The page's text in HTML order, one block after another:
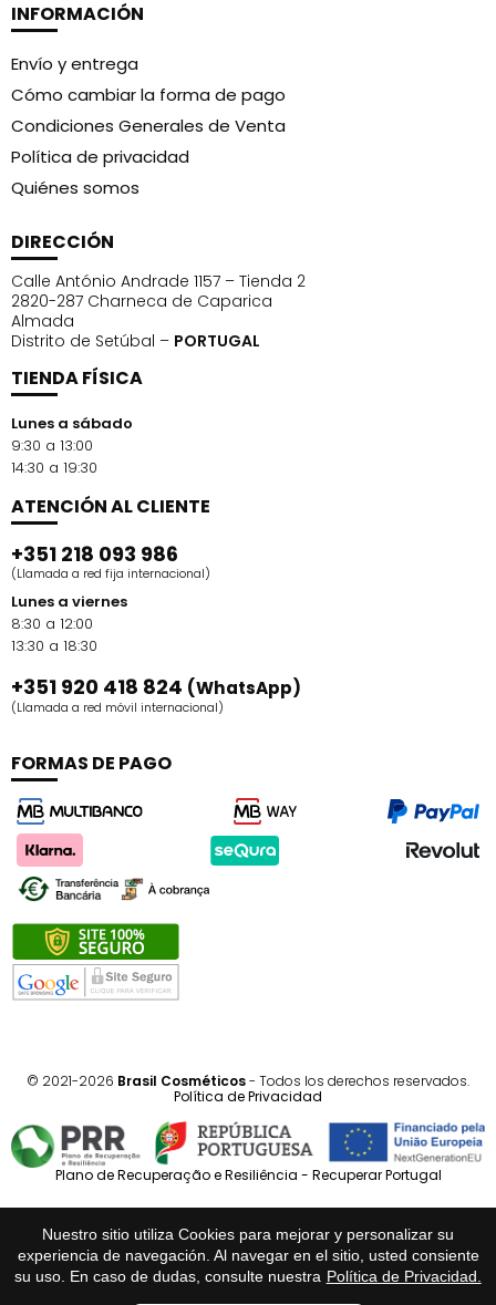
Nuestro sitio utiliza Cookies para mejorar y personalizar su
experiencia de navegación. Al navegar en el sitio, usted consiente
su uso. En caso de dudas, consulte nuestra Política de Privacidad.
INFORMACIÓN
Envío y entrega
Cómo cambiar la forma de pago
Condiciones Generales de Venta
Política de privacidad
Quiénes somos
DIRECCIÓN
Calle António Andrade 1157 – Tienda 2
2820-287 Charneca de Caparica
Almada
Distrito de Setúbal – PORTUGAL
TIENDA FÍSICA
Lunes a sábado
9:30 a 13:00
14:30 a 19:30
ATENCIÓN AL CLIENTE
+351 218 093 986
(Llamada a red fija internacional)
Lunes a viernes
8:30 a 12:00
13:30 a 18:30
+351 920 418 824 (WhatsApp)
(Llamada a red móvil internacional)
FORMAS DE PAGO
© 2021-2026 Brasil Cosméticos- Todos los derechos reservados.
Política de Privacidad
Plano de Recuperação e Resiliência - Recuperar Portugal
Português Español